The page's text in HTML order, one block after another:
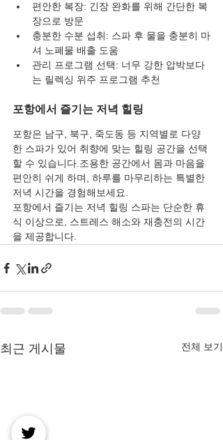
편안한 복장: 긴장 완화를 위해 간단한 복
장으로 방문
충분한 수분 섭취: 스파 후 물을 충분히 마
셔 노폐물 배출 도움
관리 프로그램 선택: 너무 강한 압박보다
는 릴렉싱 위주 프로그램 추천
포항에서 즐기는 저녁 힐링
포항은 남구, 북구, 죽도동 등 지역별로 다양
한 스파가 있어 취향에 맞는 힐링 공간을 선택
할 수 있습니다.조용한 공간에서 몸과 마음을
편안히 쉬게 하며, 하루를 마무리하는 특별한
저녁 시간을 경험해보세요.
포항에서 즐기는 저녁 힐링 스파는 단순한 휴
식 이상으로, 스트레스 해소와 재충전의 시간
을 제공합니다.
최근 게시물 전체 보기